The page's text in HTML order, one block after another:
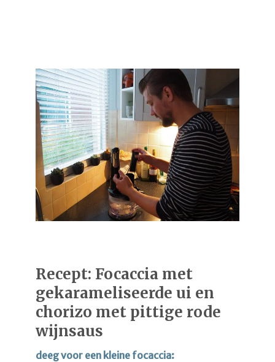
Recept: Focaccia met
gekarameliseerde ui en
chorizo met pittige rode
wijnsaus
deeg voor een kleine focaccia: